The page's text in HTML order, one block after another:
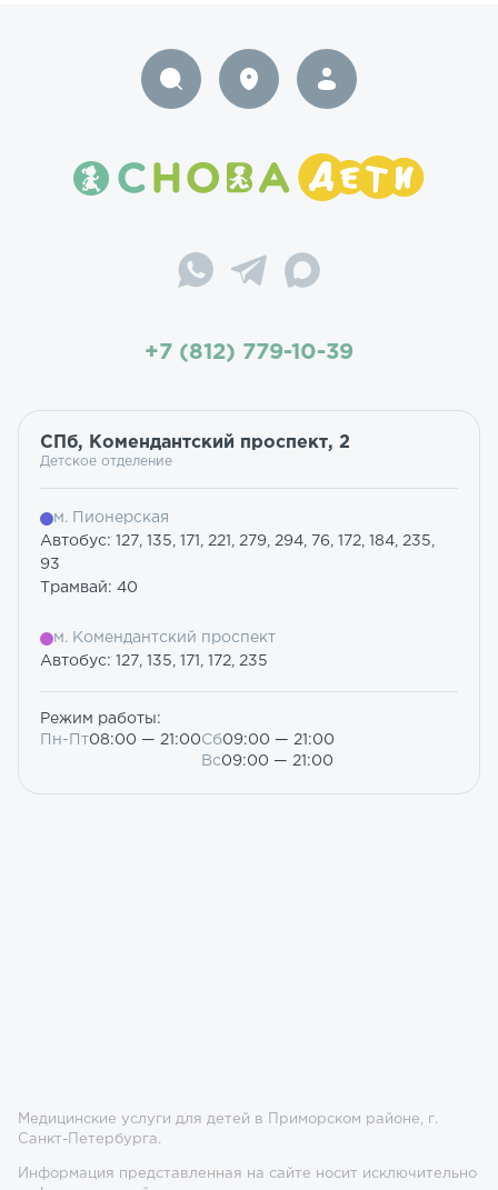
+7 (812) 779-10-39
СПб, Комендантский проспект, 2
Детское отделение
м. Пионерская
Автобус: 127, 135, 171, 221, 279, 294, 76, 172, 184, 235,
93
Трамвай: 40
м. Комендантский проспект
Автобус: 127, 135, 171, 172, 235
Режим работы:
Пн-Пт08:00 — 21:00Сб09:00 — 21:00
Вс09:00 — 21:00
Медицинские услуги для детей в Приморском районе, г.
Санкт-Петербурга.
Информация представленная на сайте носит исключительно